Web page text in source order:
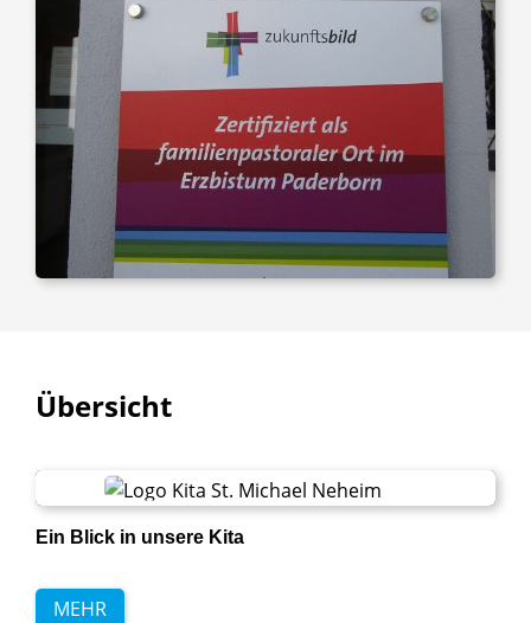
Übersicht
Ein Blick in unsere Kita
MEHR